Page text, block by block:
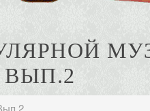
ВЫП.2